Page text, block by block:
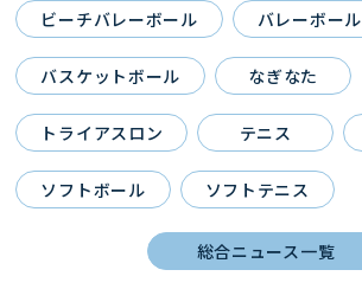
ビーチバレーボール バレーボール
バスケットボール なぎなた
トライアスロン テニス
ソフトボール ソフトテニス
総合ニュース一覧